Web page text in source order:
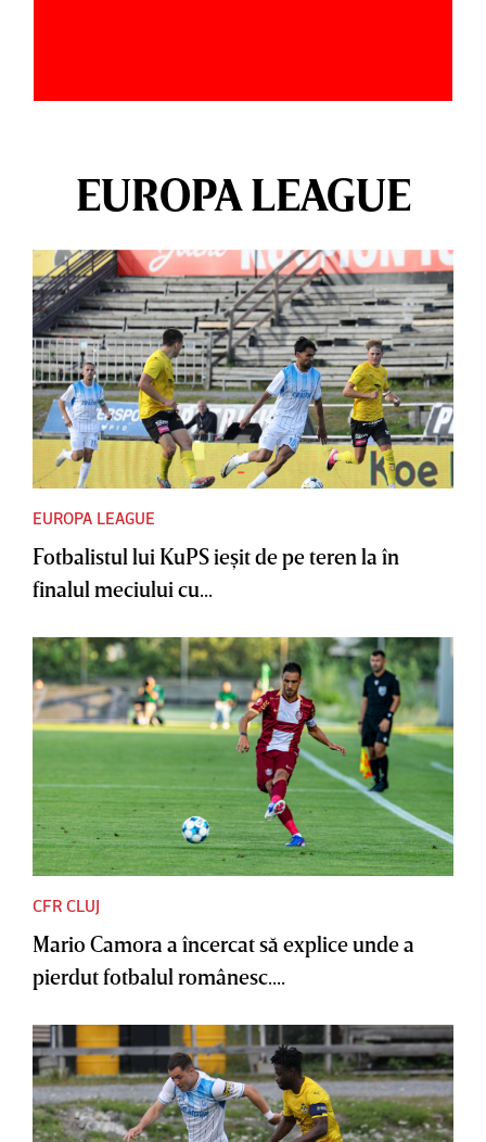
EUROPA LEAGUE
EUROPA LEAGUE
Fotbalistul lui KuPS ieşit de pe teren la în
finalul meciului cu...
CFR CLUJ
Mario Camora a încercat să explice unde a
pierdut fotbalul românesc....